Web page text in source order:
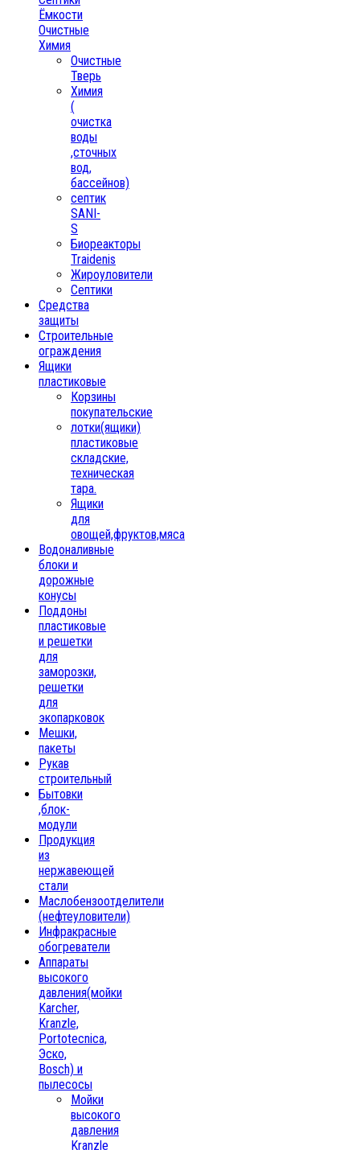
Ёмкости
Очистные
Химия
Очистные
Тверь
Химия
(
очистка
воды
,сточных
вод,
бассейнов)
септик
SANI-
S
Биореакторы
Traidenis
Жироуловители
Септики
Средства
защиты
Строительные
ограждения
Ящики
пластиковые
Корзины
покупательские
лотки(ящики)
пластиковые
складские,
техническая
тара.
Ящики
для
овощей,фруктов,мяса
Водоналивные
блоки и
дорожные
конусы
Поддоны
пластиковые
и решетки
для
заморозки,
решетки
для
экопарковок
Мешки,
пакеты
Рукав
строительный
Бытовки
,блок-
модули
Продукция
из
нержавеющей
стали
Маслобензоотделители
(нефтеуловители)
Инфракрасные
обогреватели
Аппараты
высокого
давления(мойки
Karcher,
Kranzle,
Portotecnica,
Эско,
Bosch) и
пылесосы
Мойки
высокого
давления
Kranzle